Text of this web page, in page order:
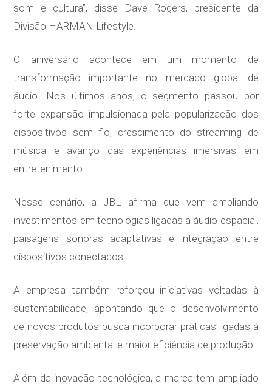
som e cultura”, disse Dave Rogers, presidente da
Divisão HARMAN Lifestyle.
O aniversário acontece em um momento de
transformação importante no mercado global de
áudio. Nos últimos anos, o segmento passou por
forte expansão impulsionada pela popularização dos
dispositivos sem fio, crescimento do streaming de
música e avanço das experiências imersivas em
entretenimento.
Nesse cenário, a JBL afirma que vem ampliando
investimentos em tecnologias ligadas a áudio espacial,
paisagens sonoras adaptativas e integração entre
dispositivos conectados.
A empresa também reforçou iniciativas voltadas à
sustentabilidade, apontando que o desenvolvimento
de novos produtos busca incorporar práticas ligadas à
preservação ambiental e maior eficiência de produção.
Além da inovação tecnológica, a marca tem ampliado